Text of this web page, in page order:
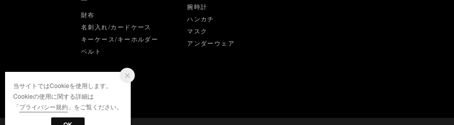
財布
名刺入れ/カードケース
キーケース/キーホルダー
ベルト
腕時計
ハンカチ
マスク
アンダーウェア
当サイトではCookieを使用します。
Cookieの使用に関する詳細は
「プライバシー規約 」をご覧ください。